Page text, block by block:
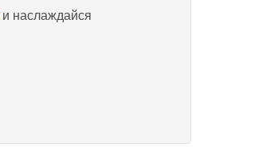
и наслаждайся